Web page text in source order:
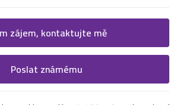
více informací
Upřesněte, co by Vás zajímalo. V
kontaktují.
zájem, kontaktujte mě
na uvedený email
Poslat známému